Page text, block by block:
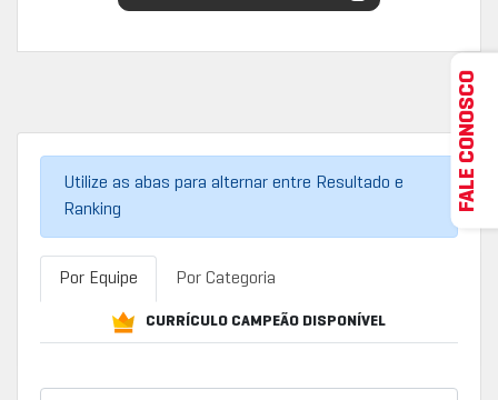
Utilize as abas para alternar entre Resultado e
Ranking
Por Equipe Por Categoria
CURRÍCULO CAMPEÃO DISPONÍVEL
FALE CONOSCO